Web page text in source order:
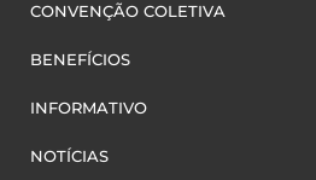
CONVENÇÃO COLETIVA
BENEFÍCIOS
INFORMATIVO
NOTÍCIAS